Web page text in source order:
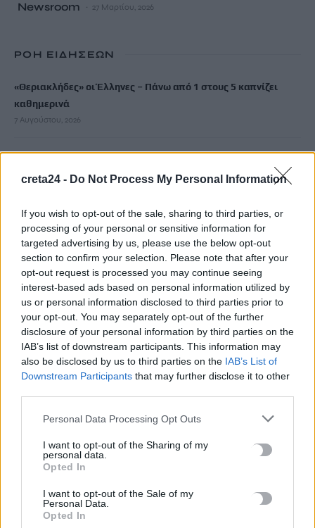
creta24 - Do Not Process My Personal Information
If you wish to opt-out of the sale, sharing to third parties, or
processing of your personal or sensitive information for
targeted advertising by us, please use the below opt-out
section to confirm your selection. Please note that after your
opt-out request is processed you may continue seeing
interest-based ads based on personal information utilized by
us or personal information disclosed to third parties prior to
your opt-out. You may separately opt-out of the further
disclosure of your personal information by third parties on the
IAB’s list of downstream participants. This information may
also be disclosed by us to third parties on the IAB’s List of
Downstream Participants that may further disclose it to other
Personal Data Processing Opt Outs
I want to opt-out of the Sharing of my
personal data.
Opted In
I want to opt-out of the Sale of my
Personal Data.
Opted In
Newsroom 27 Μαρτίου, 2026
ΡΟΗ ΕΙΔΗΣΕΩΝ
«Θεριακλήδες» οι Έλληνες – Πάνω από 1 στους 5 καπνίζει
καθημερινά
7 Αυγούστου, 2026
διαδικασία
Πότε πληρώνονται οι συντάξεις Σεπτεμβρίου
7 Αυγούστου, 2026
Ξεκινούν οι ετήσιες Καλοκαιρινές Εκθέσεις του Φεστιβάλ
Κινηματογράφου Χανίων
7 Αυγούστου, 2026
Ισπανία: Απολιθώματα αποκαλύπτουν ότι οι πρώτοι
Ευρωπαίοι ίσως ασκούσαν κανιβαλισμό
ανατινάξω τον Μέσι με τέσσερις βόμβες»
7 Αυγούστου, 2026
ΗΠΑ: Δασκάλα χορού κατηγορείται για σεξουαλική
κακοποίηση δύο ανήλικων μαθητών της